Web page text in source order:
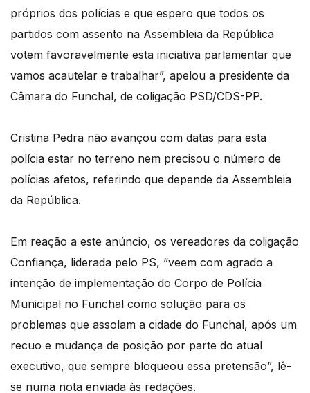
próprios dos polícias e que espero que todos os
partidos com assento na Assembleia da República
votem favoravelmente esta iniciativa parlamentar que
vamos acautelar e trabalhar”, apelou a presidente da
Câmara do Funchal, de coligação PSD/CDS-PP.
Cristina Pedra não avançou com datas para esta
polícia estar no terreno nem precisou o número de
polícias afetos, referindo que depende da Assembleia
da República.
Em reação a este anúncio, os vereadores da coligação
Confiança, liderada pelo PS, “veem com agrado a
intenção de implementação do Corpo de Polícia
Municipal no Funchal como solução para os
problemas que assolam a cidade do Funchal, após um
recuo e mudança de posição por parte do atual
executivo, que sempre bloqueou essa pretensão”, lê-
se numa nota enviada às redações.